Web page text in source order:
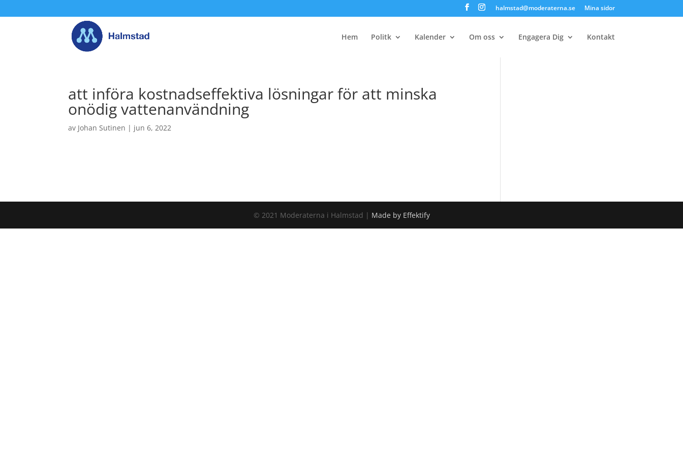
halmstad@moderaterna.se Mina sidor
Hem Politk Kalender Om oss Engagera Dig Kontakt
att införa kostnadseffektiva lösningar för att minska
onödig vattenanvändning
av Johan Sutinen | jun 6, 2022
© 2021 Moderaterna i Halmstad | Made by Effektify